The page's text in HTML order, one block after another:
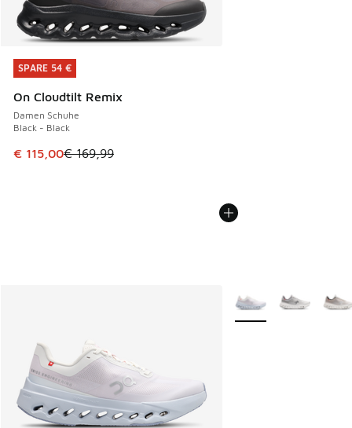
SPARE 54 €
On Cloudtilt Remix
Damen Schuhe
Black - Black
Dieser Artikel ist im Sale. Der Preis ist von € 169,99 auf €
€ 115,00€ 169,99
SPARE 54 €
Weitere Farben